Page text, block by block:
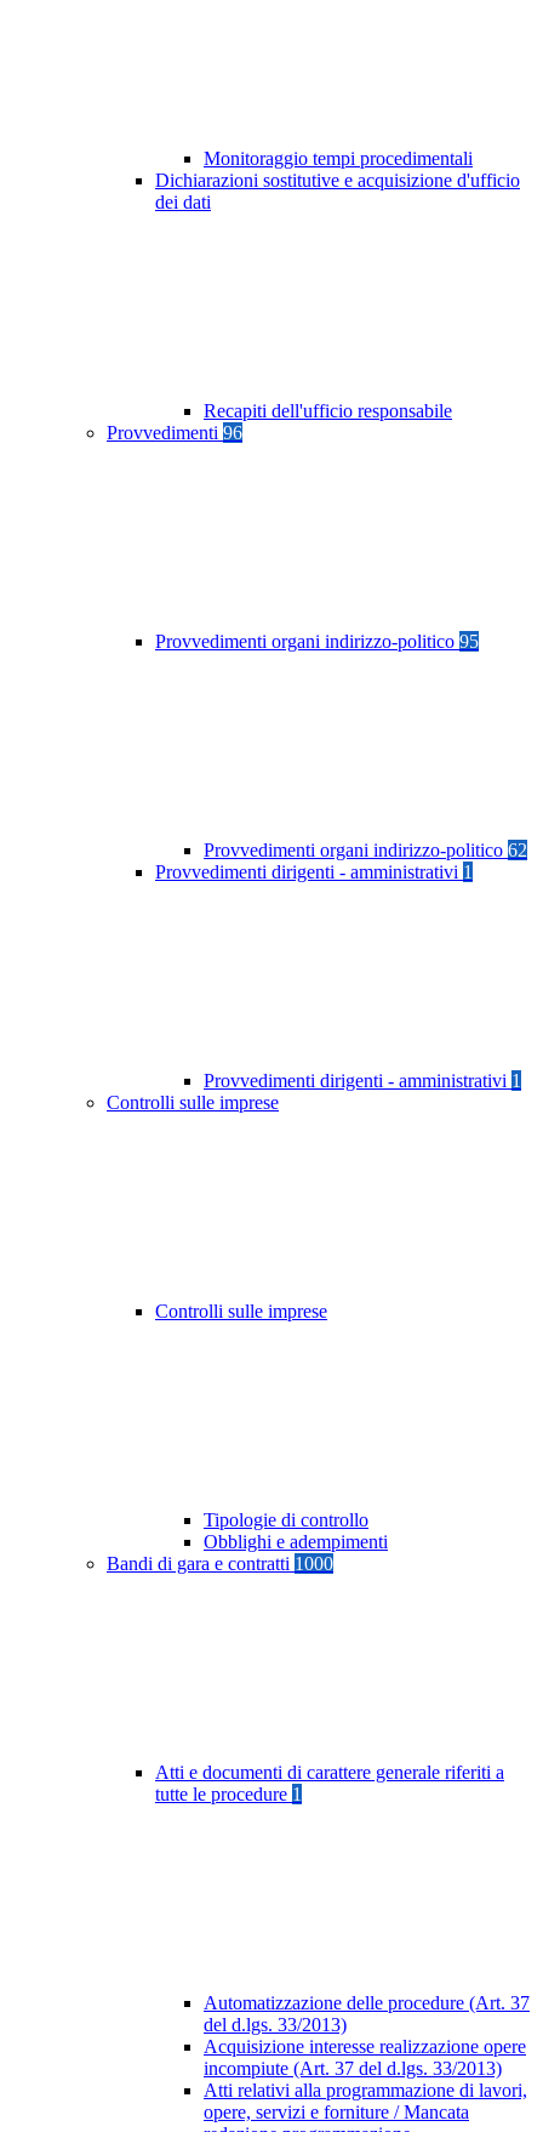
Monitoraggio tempi procedimentali
Dichiarazioni sostitutive e acquisizione d'ufficio
dei dati
Recapiti dell'ufficio responsabile
Provvedimenti 96
Provvedimenti organi indirizzo-politico 95
Provvedimenti organi indirizzo-politico 62
Provvedimenti dirigenti - amministrativi 1
Provvedimenti dirigenti - amministrativi 1
Controlli sulle imprese
Controlli sulle imprese
Tipologie di controllo
Obblighi e adempimenti
Bandi di gara e contratti 1000
Atti e documenti di carattere generale riferiti a
tutte le procedure 1
Automatizzazione delle procedure (Art. 37
del d.lgs. 33/2013)
Acquisizione interesse realizzazione opere
incompiute (Art. 37 del d.lgs. 33/2013)
Atti relativi alla programmazione di lavori,
opere, servizi e forniture / Mancata